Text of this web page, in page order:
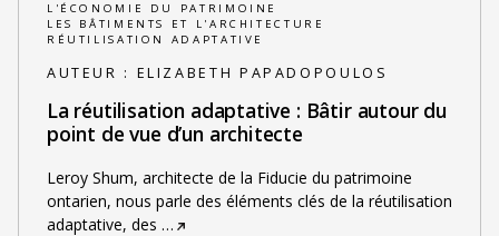
L'ÉCONOMIE DU PATRIMOINE
LES BÂTIMENTS ET L'ARCHITECTURE
RÉUTILISATION ADAPTATIVE
AUTEUR : ELIZABETH PAPADOPOULOS
La réutilisation adaptative : Bâtir autour du
point de vue d’un architecte
Leroy Shum, architecte de la Fiducie du patrimoine
ontarien, nous parle des éléments clés de la réutilisation
adaptative, des …